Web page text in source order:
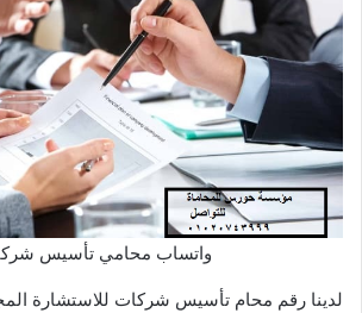
واتساب محامي تأسيس
لدينا رقم محام تأسيس شركات للاستشارة